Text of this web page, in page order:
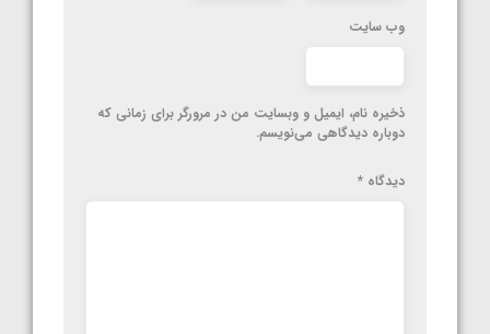
وب‌ سایت
ذخیره نام، ایمیل و وبسایت من در مرورگر برای زمانی که
دوباره دیدگاهی می‌نویسم.
دیدگاه *